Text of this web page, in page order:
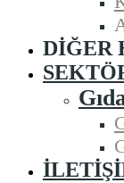
DIĞER